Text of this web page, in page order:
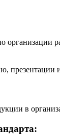
организации
в